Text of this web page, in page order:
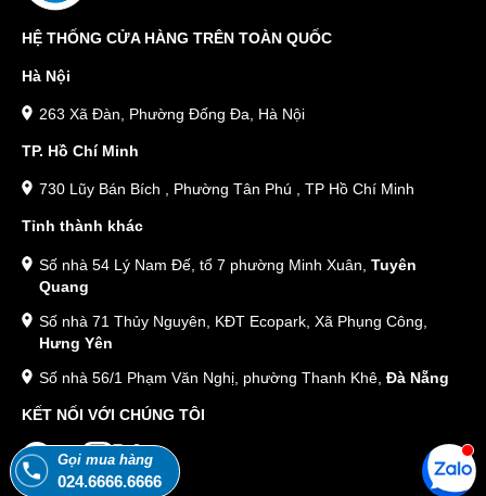
HỆ THỐNG CỬA HÀNG TRÊN TOÀN QUỐC
Hà Nội
263 Xã Đàn, Phường Đống Đa, Hà Nội
TP. Hồ Chí Minh
730 Lũy Bán Bích , Phường Tân Phú , TP Hồ Chí Minh
Tỉnh thành khác
Số nhà 54 Lý Nam Đế, tổ 7 phường Minh Xuân, Tuyên
Quang
Số nhà 71 Thủy Nguyên, KĐT Ecopark, Xã Phụng Công,
Hưng Yên
Số nhà 56/1 Phạm Văn Nghị, phường Thanh Khê, Đà Nẵng
KẾT NỐI VỚI CHÚNG TÔI
Gọi mua hàng
024.6666.6666